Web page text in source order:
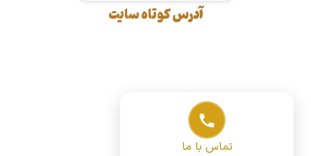
آدرس کوتاه سایت
تماس با ما